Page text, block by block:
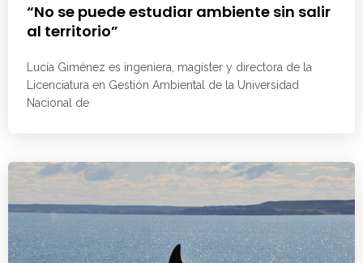
“No se puede estudiar ambiente sin salir
al territorio”
Lucía Giménez es ingeniera, magíster y directora de la
Licenciatura en Gestión Ambiental de la Universidad
Nacional de